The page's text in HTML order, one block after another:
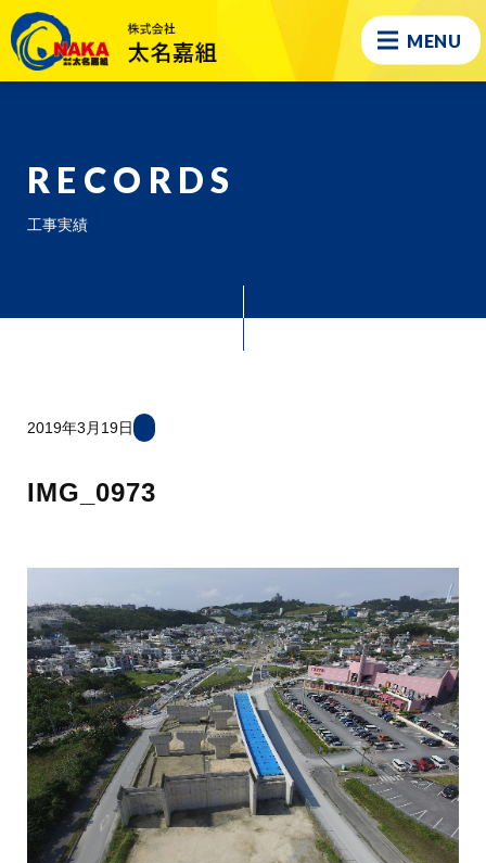
MENU
RECORDS
工事実績
2019年3月19日
IMG_0973